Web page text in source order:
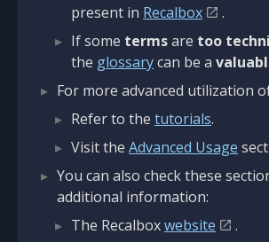
present in Recalbox
.
If some termsare too
the glossarycan be a
For more advanced utilization
Refer to the tutorials.
Visit the Advanced Usage
You can also check these
additional information:
The Recalboxwebsite
.